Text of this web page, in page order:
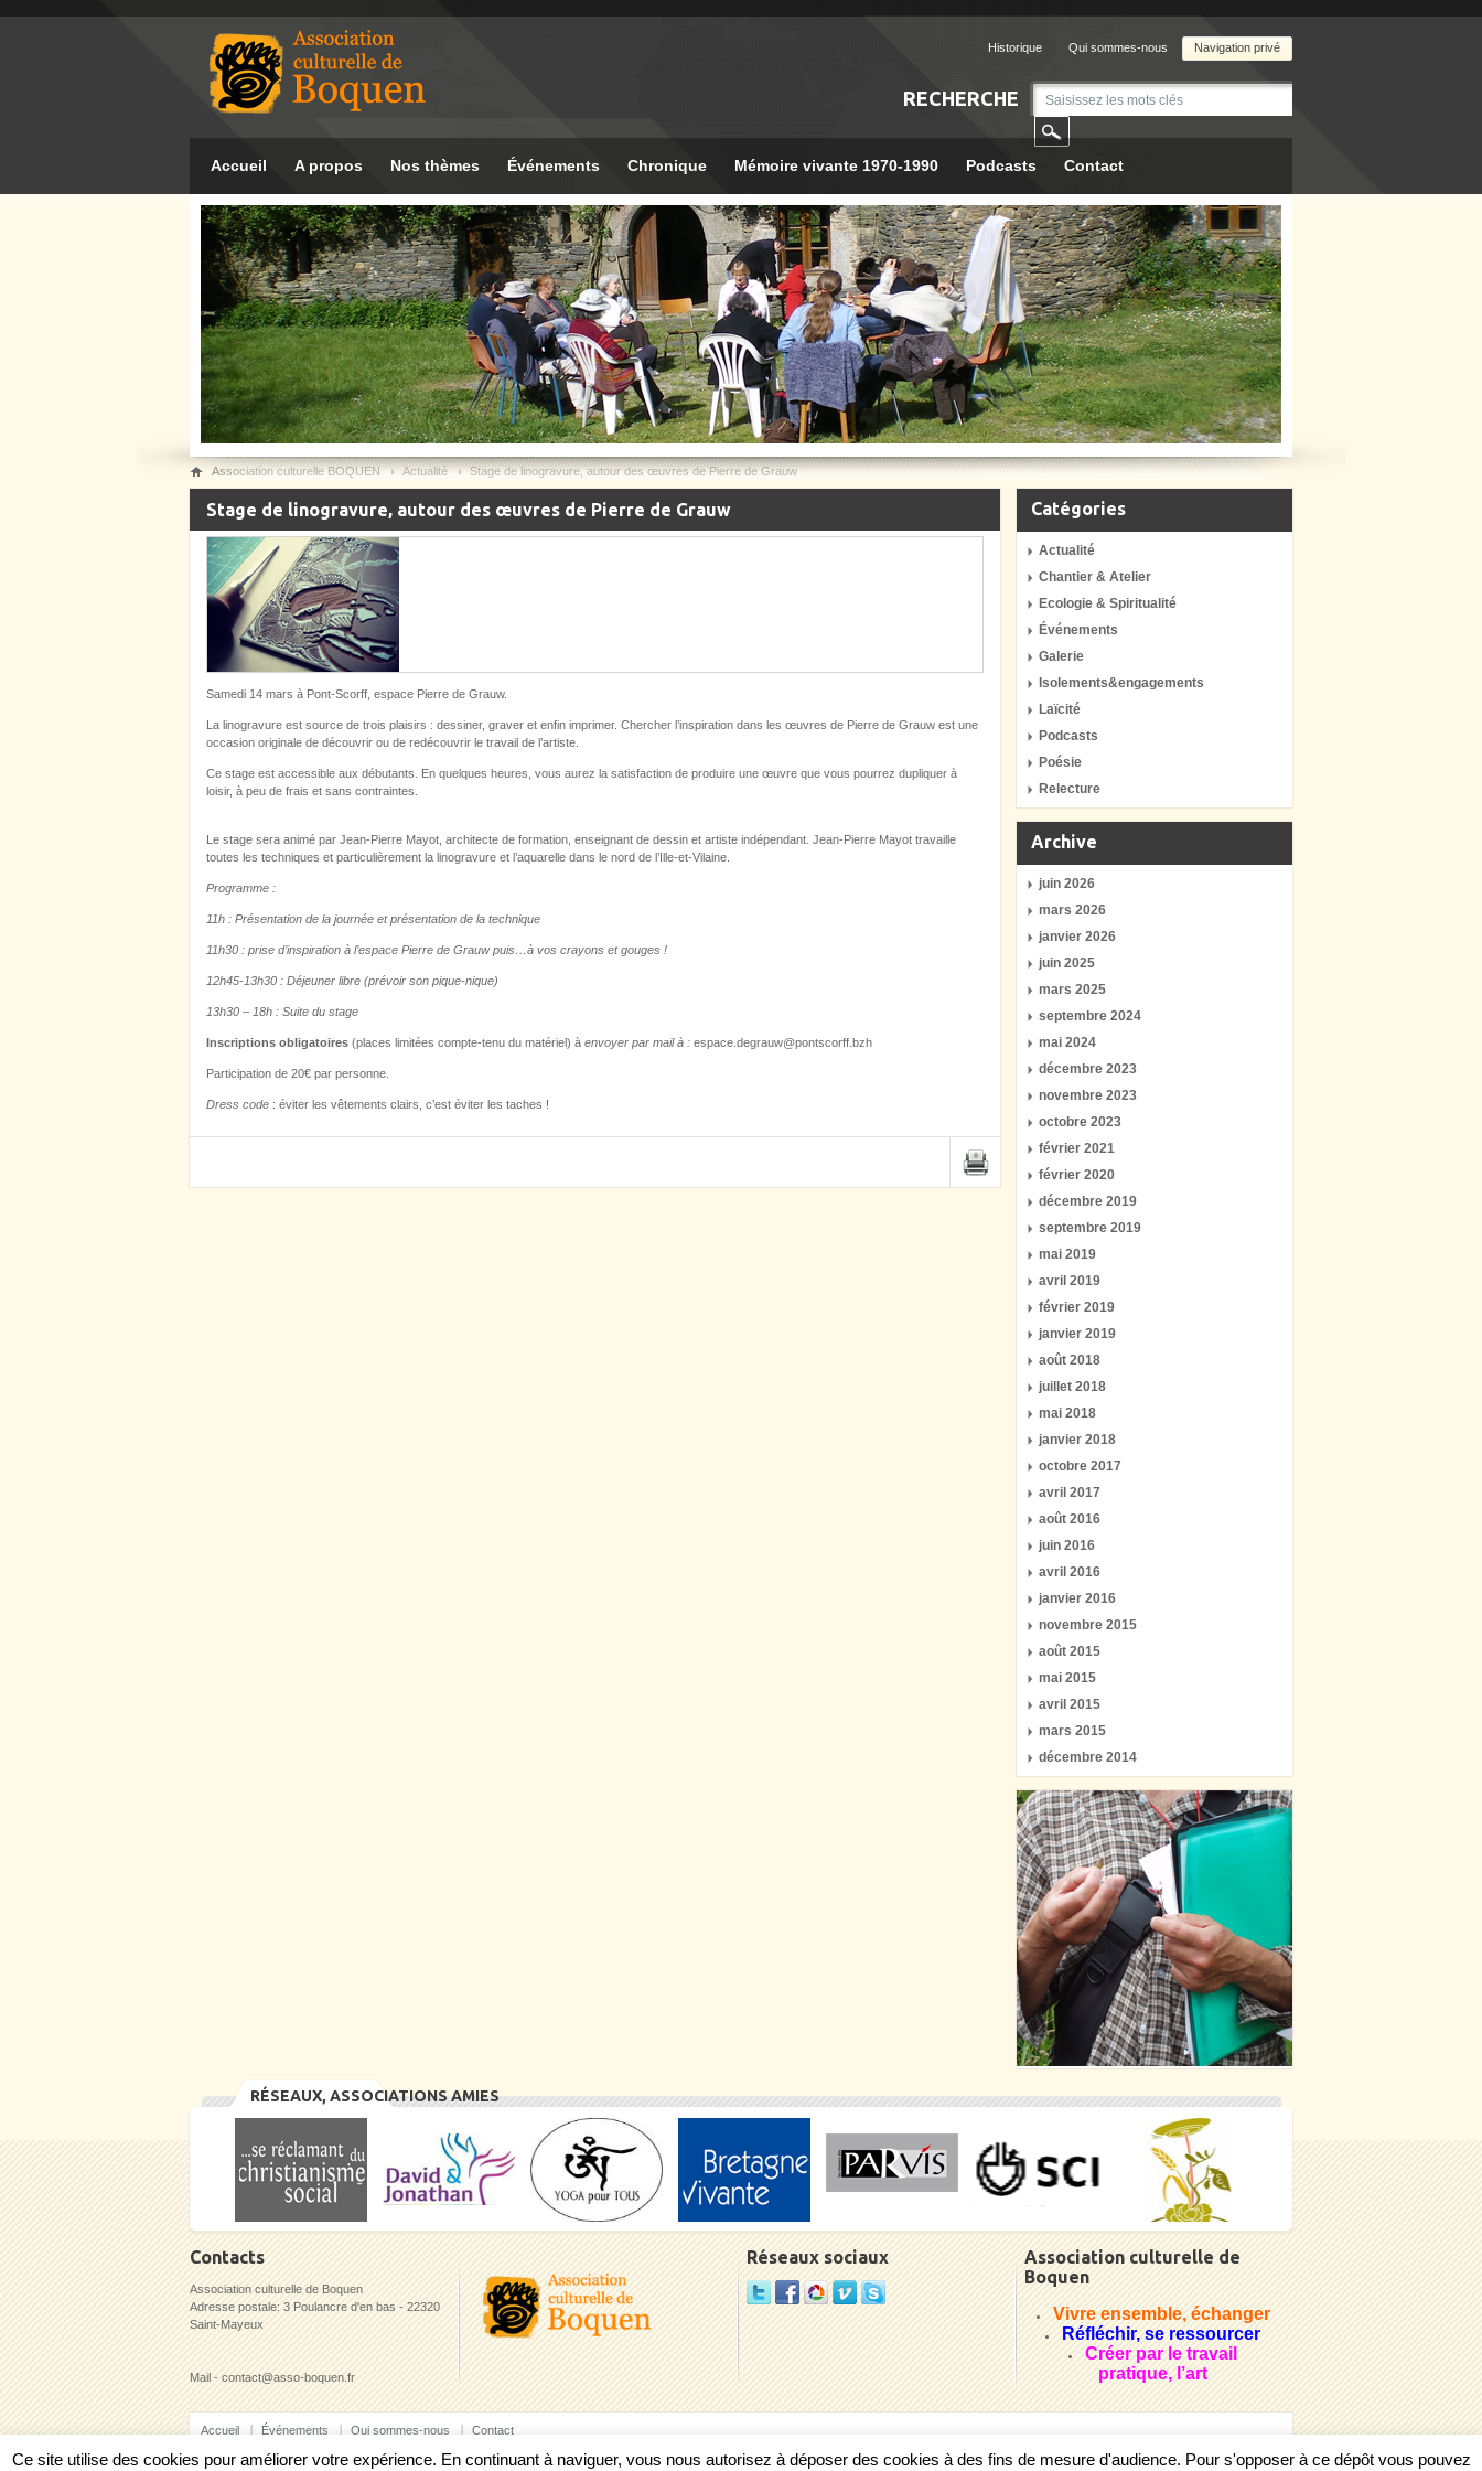
Navigation privé
Historique Qui sommes-nous
RECHERCHE
Accueil A propos Nos thèmes Événements Chronique Mémoire vivante 1970-1990 Podcasts Contact
Association culturelle BOQUEN Actualité Stage de linogravure, autour des œuvres de Pierre de Grauw
Stage de linogravure, autour des œuvres de Pierre de Grauw
Samedi 14 mars à Pont-Scorff, espace Pierre de Grauw.
La linogravure est source de trois plaisirs : dessiner, graver et enfin imprimer. Chercher l’inspiration dans les œuvres de Pierre de Grauw est une
occasion originale de découvrir ou de redécouvrir le travail de l’artiste.
Ce stage est accessible aux débutants. En quelques heures, vous aurez la satisfaction de produire une œuvre que vous pourrez dupliquer à
loisir, à peu de frais et sans contraintes.
Le stage sera animé par Jean-Pierre Mayot, architecte de formation, enseignant de dessin et artiste indépendant. Jean-Pierre Mayot travaille
toutes les techniques et particulièrement la linogravure et l’aquarelle dans le nord de l’Ille-et-Vilaine.
Programme :
11h : Présentation de la journée et présentation de la technique
11h30 : prise d’inspiration à l’espace Pierre de Grauw puis…à vos crayons et gouges !
12h45-13h30 : Déjeuner libre (prévoir son pique-nique)
13h30 – 18h : Suite du stage
Inscriptions obligatoires (places limitées compte-tenu du matériel) à envoyer par mail à : espace.degrauw@pontscorff.bzh
Participation de 20€ par personne.
Dress code : éviter les vêtements clairs, c’est éviter les taches !
Catégories
Actualité
Chantier & Atelier
Ecologie & Spiritualité
Événements
Galerie
Isolements&engagements
Laïcité
Podcasts
Poésie
Relecture
Archive
juin 2026
mars 2026
janvier 2026
juin 2025
mars 2025
septembre 2024
mai 2024
décembre 2023
novembre 2023
octobre 2023
février 2021
février 2020
décembre 2019
septembre 2019
mai 2019
avril 2019
février 2019
janvier 2019
août 2018
juillet 2018
mai 2018
janvier 2018
octobre 2017
avril 2017
août 2016
juin 2016
avril 2016
janvier 2016
novembre 2015
août 2015
mai 2015
avril 2015
mars 2015
décembre 2014
RÉSEAUX, ASSOCIATIONS AMIES
Contacts
Association culturelle de Boquen
Adresse postale: 3 Poulancre d'en bas - 22320
Saint-Mayeux
Mail - contact@asso-boquen.fr
Réseaux sociaux
Association culturelle de
Boquen
Vivre ensemble, échanger
Réfléchir, se ressourcer
Créer par le travail
pratique, l’art
Accueil Événements Qui sommes-nous Contact
Ce site utilise des cookies pour améliorer votre expérience. En continuant à naviguer, vous nous autorisez à déposer des cookies à des fins de mesure d'audience. Pour s'opposer à ce dépôt vous pouvez